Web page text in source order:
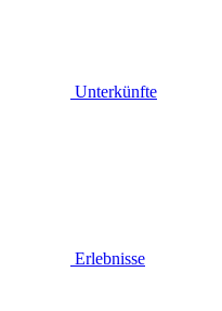
Unterkünfte
Erlebnisse